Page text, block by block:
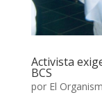
Activista
BCS
por El